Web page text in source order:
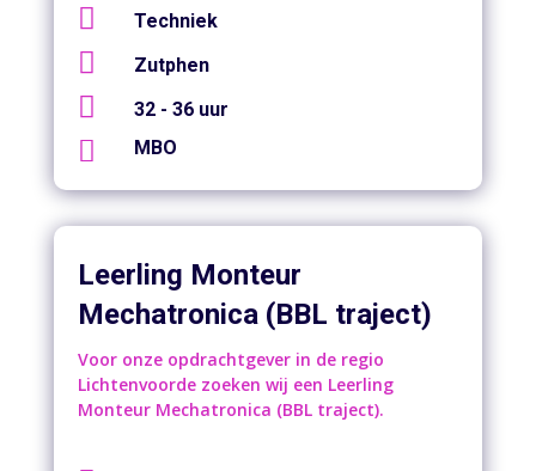
 Techniek
 Zutphen
 32 - 36 uur
 MBO
Leerling Monteur
Mechatronica (BBL traject)
Voor onze opdrachtgever in de regio
Lichtenvoorde zoeken wij een Leerling
Monteur Mechatronica (BBL traject).